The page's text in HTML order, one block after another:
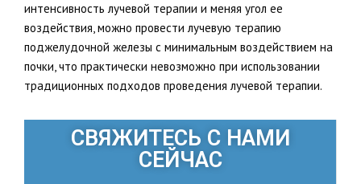
интенсивность лучевой терапии и меняя угол ее
воздействия, можно провести лучевую терапию
поджелудочной железы с минимальным воздействием на
почки, что практически невозможно при использовании
традиционных подходов проведения лучевой терапии.
СВЯЖИТЕСЬ С НАМИ
СЕЙЧАС